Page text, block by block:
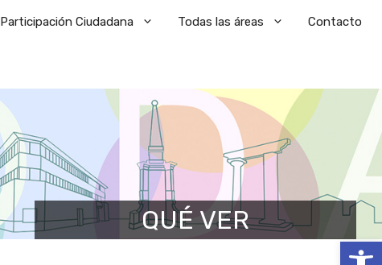
Abrir
Participación Ciudadana Todas las áreas Contacto
QUÉ VER